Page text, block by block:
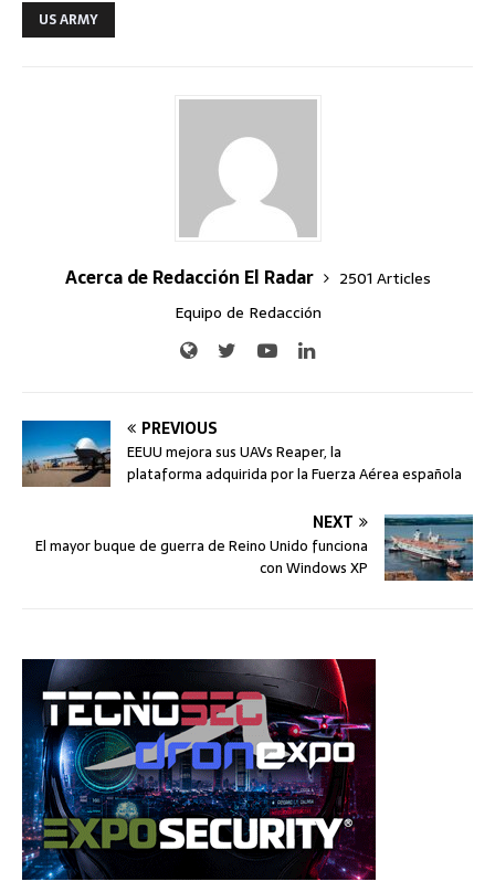
US ARMY
Acerca de Redacción El Radar
2501 Articles
Equipo de Redacción
PREVIOUS
EEUU mejora sus UAVs Reaper, la
plataforma adquirida por la Fuerza Aérea española
NEXT
El mayor buque de guerra de Reino Unido funciona
con Windows XP